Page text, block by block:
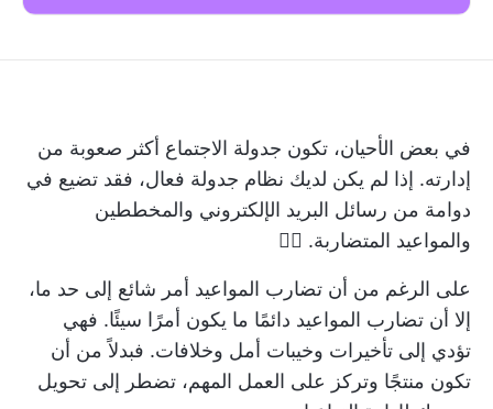
في بعض الأحيان، تكون جدولة الاجتماع أكثر صعوبة من
إدارته. إذا لم يكن لديك نظام جدولة فعال، فقد تضيع في
دوامة من رسائل البريد الإلكتروني والمخططين
والمواعيد المتضاربة. 😵‍💫
على الرغم من أن تضارب المواعيد أمر شائع إلى حد ما،
إلا أن تضارب المواعيد دائمًا ما يكون أمرًا سيئًا. فهي
تؤدي إلى تأخيرات وخيبات أمل وخلافات. فبدلاً من أن
تكون منتجًا وتركز على العمل المهم، تضطر إلى تحويل